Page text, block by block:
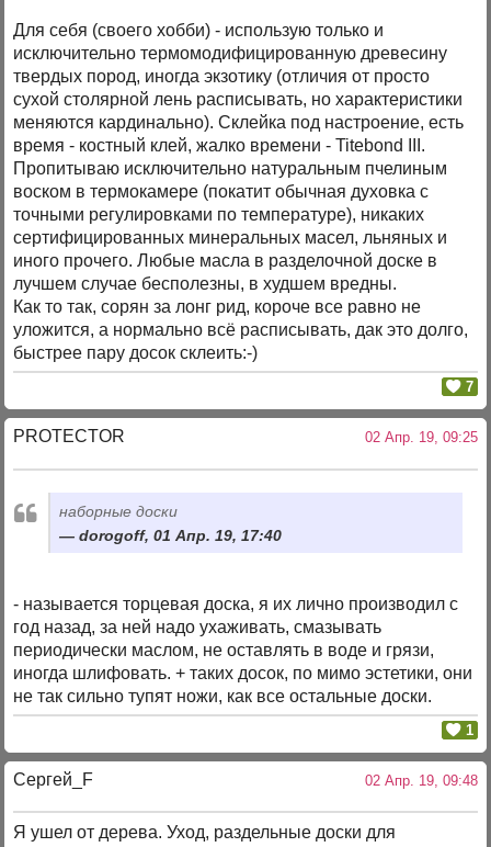
Для себя (своего хобби) - использую только и
исключительно термомодифицированную древесину
твердых пород, иногда экзотику (отличия от просто
сухой столярной лень расписывать, но характеристики
меняются кардинально). Склейка под настроение, есть
время - костный клей, жалко времени - Titebond III.
Пропитываю исключительно натуральным пчелиным
воском в термокамере (покатит обычная духовка с
точными регулировками по температуре), никаких
сертифицированных минеральных масел, льняных и
иного прочего. Любые масла в разделочной доске в
лучшем случае бесполезны, в худшем вредны.
Как то так, сорян за лонг рид, короче все равно не
уложится, а нормально всё расписывать, дак это долго,
быстрее пару досок склеить:-)
7
PROTECTOR 02 Апр. 19, 09:25
наборные доски
dorogoff, 01 Апр. 19, 17:40
- называется торцевая доска, я их лично производил с
год назад, за ней надо ухаживать, смазывать
периодически маслом, не оставлять в воде и грязи,
иногда шлифовать. + таких досок, по мимо эстетики, они
не так сильно тупят ножи, как все остальные доски.
1
Сергей_F 02 Апр. 19, 09:48
Я ушел от дерева. Уход, раздельные доски для